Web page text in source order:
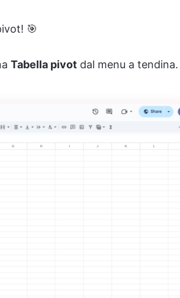
🎯
Tabella pivot dal menu a tendina.